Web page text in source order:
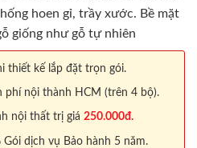
hoen gỉ, trầy xước. Bề mặt
giống như gỗ tự nhiên
thiết kế lắp đặt trọn gói.
phí nội thành HCM (trên 4 bộ).
nội thất trị giá 250.000đ.
dịch vụ Bảo hành 5 năm.